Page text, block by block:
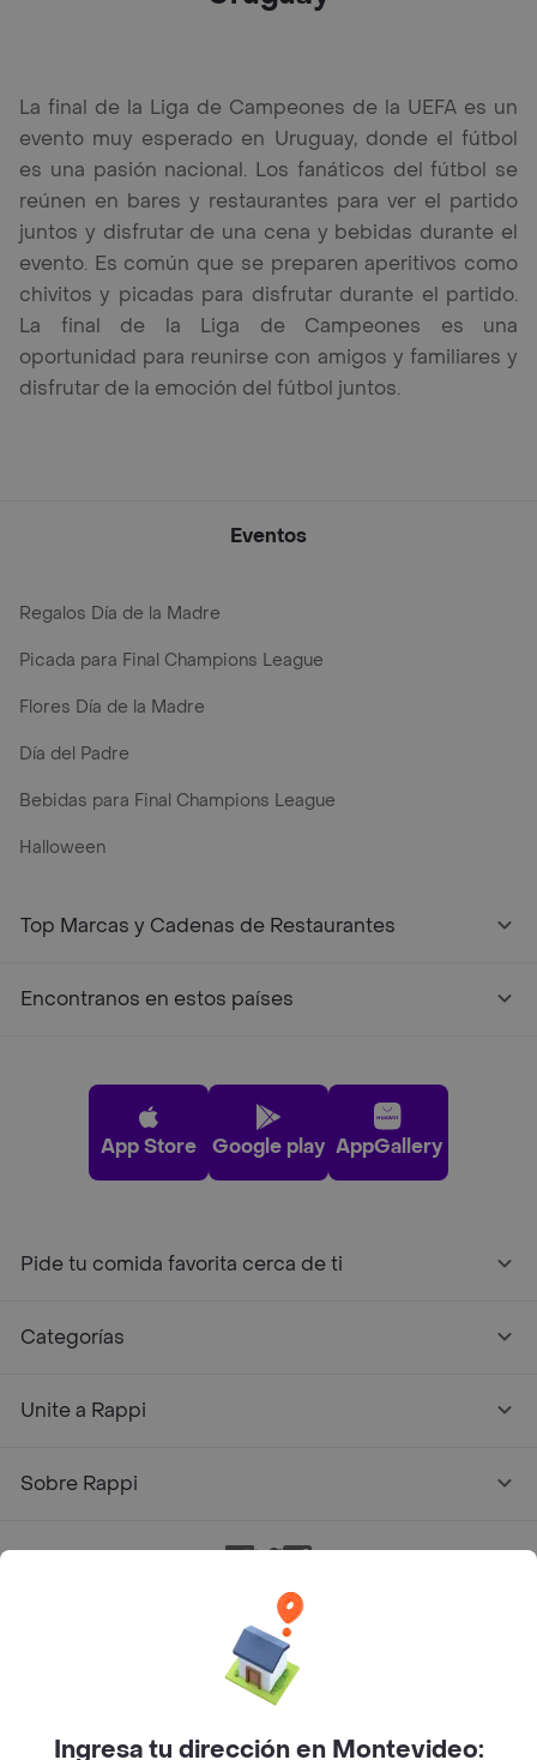
La final de la Liga de Campeones de la UEFA es un
evento muy esperado en Uruguay, donde el fútbol
es una pasión nacional. Los fanáticos del fútbol se
reúnen en bares y restaurantes para ver el partido
juntos y disfrutar de una cena y bebidas durante el
evento. Es común que se preparen aperitivos como
chivitos y picadas para disfrutar durante el partido.
La final de la Liga de Campeones es una
oportunidad para reunirse con amigos y familiares y
disfrutar de la emoción del fútbol juntos.
Eventos
Regalos Día de la Madre
Picada para Final Champions League
Flores Día de la Madre
Día del Padre
Bebidas para Final Champions League
Halloween
Top Marcas y Cadenas de Restaurantes
Encontranos en estos países
App Store Google play AppGallery
Pide tu comida favorita cerca de ti
Categorías
Unite a Rappi
Sobre Rappi
Facebook
Twitter
Instagram
Rappi Inc. All rights reserved.
Ingresa tu dirección en Montevideo: